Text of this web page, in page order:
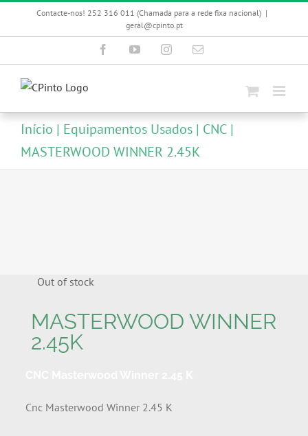
Contacte-nos! 252 316 011 (Chamada para a rede fixa nacional) |
geral@cpinto.pt
FacebookYouTubeInstagramEmail
publicado)
Início Equipamentos Usados
CNC
MASTERWOOD WINNER 2.45K
Out of stock
MASTERWOOD WINNER
2.45K
Cnc Masterwood Winner 2.45 K